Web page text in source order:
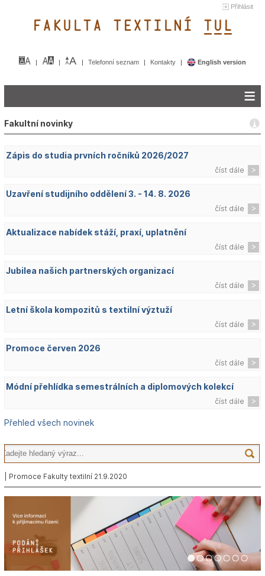
Přihlásit
FAKULTA TEXTILNÍ TUL&
Telefonní seznam Kontakty English version
Fakultní novinky
Zápis do studia prvních ročníků 2026/2027
číst dále
Uzavření studijního oddělení 3. - 14. 8. 2026
číst dále
Aktualizace nabídek stáží, praxí, uplatnění
číst dále
Jubilea našich partnerských organizací
číst dále
Letní škola kompozitů s textilní výztuží
číst dále
Promoce červen 2026
číst dále
Módní přehlídka semestrálních a diplomových kolekcí
číst dále
Přehled všech novinek
| Promoce Fakulty textilní 21.9.2020
1 2 3 4 5 6 7